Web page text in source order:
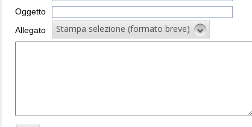
Oggetto
Allegato
Stampa selezione (formato breve)